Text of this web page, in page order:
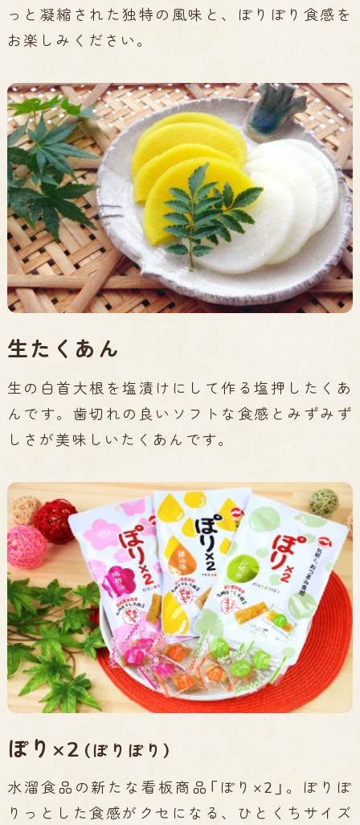
っと凝縮された独特の風味と、ぽりぽり食感を
お楽しみください。
生たくあん
生の白首大根を塩漬けにして作る塩押したくあ
んです。歯切れの良いソフトな食感とみずみず
しさが美味しいたくあんです。
ぽり×2 （ぽりぽり）
水溜食品の新たな看板商品「ぽり×2」。ぽりぽ
りっとした食感がクセになる、ひとくちサイズ